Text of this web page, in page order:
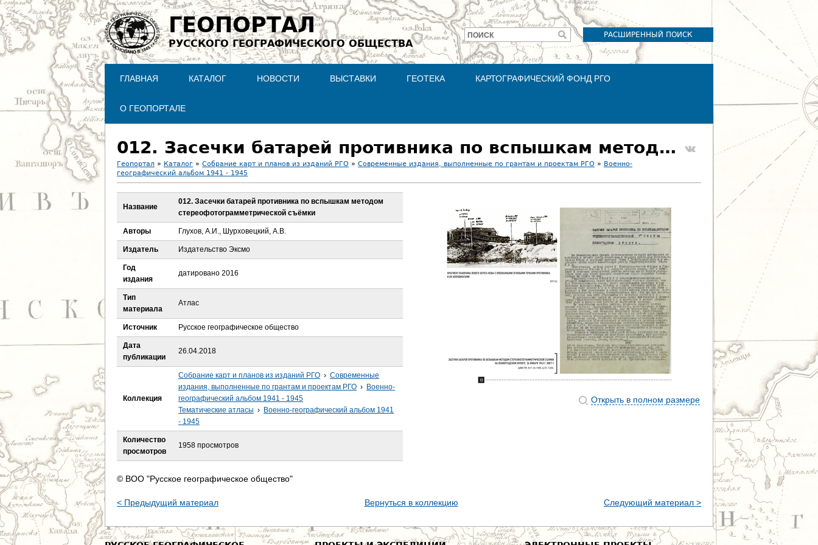
Jump to navigation
ГЕОПОРТАЛ
РУССКОГО ГЕОГРАФИЧЕСКОГО ОБЩЕСТВА
РАСШИРЕННЫЙ ПОИСК
Форма
поиска
ПОИСК
ГЛАВНАЯ КАТАЛОГ НОВОСТИ ВЫСТАВКИ ГЕОТЕКА КАРТОГРАФИЧЕСКИЙ ФОНД РГО
О ГЕОПОРТАЛЕ
012. Засечки батарей противника по вспышкам методом стереофотограмметрической съёмки
В
ы
д
е
ь
Геопортал » Каталог » Собрание карт и планов из изданий РГО » Современные издания, выполненные по грантам и проектам РГО » Военно-
географический альбом 1941 - 1945
Открыть в полном размере
Название
012. Засечки батарей противника по вспышкам методом
стереофотограмметрической съёмки
Авторы Глухов, А.И., Шурховецкий, А.В.
Издатель Издательство Эксмо
Год
издания
датировано 2016
Тип
материала
Атлас
Источник Русское географическое общество
Дата
публикации
26.04.2018
Коллекция
Собрание карт и планов из изданий РГО › Современные
издания, выполненные по грантам и проектам РГО › Военно-
географический альбом 1941 - 1945
Тематические атласы › Военно-географический альбом 1941
- 1945
Количество
просмотров
1958 просмотров
© ВОО "Русское географическое общество"
< Предыдущий материал Вернуться в коллекцию Следующий материал >